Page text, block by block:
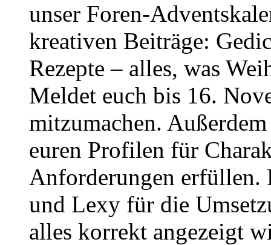
unser Foren-
kreativen Beiträge:
Rezepte – alles, was
Meldet euch bis 16.
mitzumachen.
euren Profilen für
Anforderungen erfüllen.
und Lexy für die
alles korrekt angezeigt